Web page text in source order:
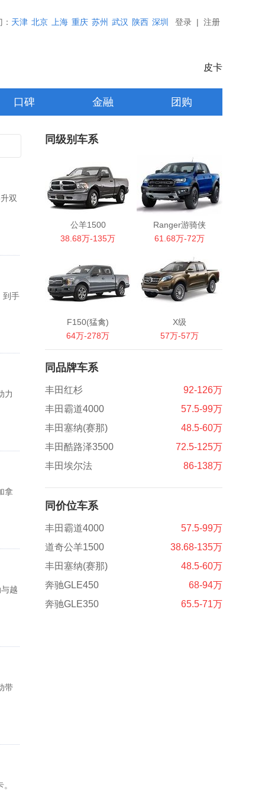
天津 北京 上海 重庆 苏州 武汉 陕西 深圳 登录 | 注册
皮卡
口碑 金融 团购
双
到手
力
拿
越
带
同级别车系
公羊1500
38.68万-135万
Ranger游骑侠
61.68万-72万
F150(猛禽)
64万-278万
X级
57万-57万
同品牌车系
丰田红杉
92-126万
丰田霸道4000
57.5-99万
丰田塞纳(赛那)
48.5-60万
丰田酷路泽3500
72.5-125万
丰田埃尔法
86-138万
同价位车系
丰田霸道4000
57.5-99万
道奇公羊1500
38.68-135万
丰田塞纳(赛那)
48.5-60万
奔驰GLE450
68-94万
奔驰GLE350
65.5-71万